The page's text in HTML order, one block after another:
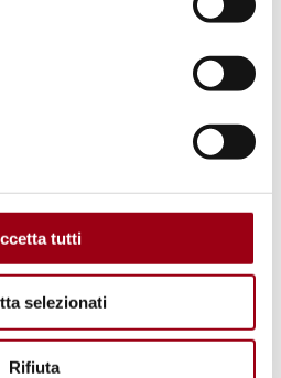
tutti
selezionati
Rifiuta